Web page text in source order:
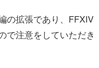
の拡張であり、FFXIV
で注意をしていただき